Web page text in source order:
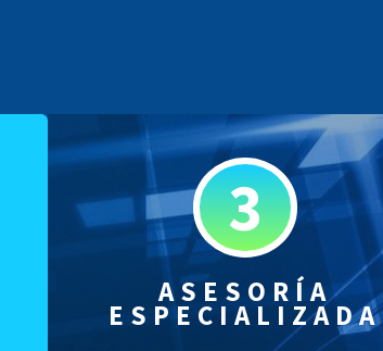
3
ASESORÍA
ESPECIALIZADA